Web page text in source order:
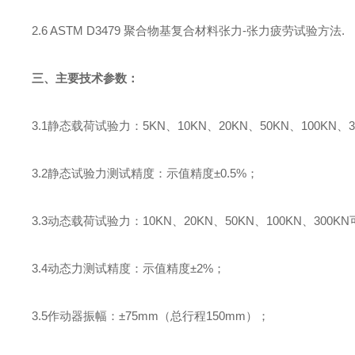
2.6 ASTM D3479 聚合物基复合材料张力-张力疲劳试验方法.
三、主要技术参数：
3.1静态载荷试验力： 5KN 10KN 20KN 50KN 100KN
3.2静态试验力测试精度：示值精度±0.5% ；
3.3动态载荷试验力： 10KN 20KN 50KN 100KN 300KN
3.4动态力测试精度：示值精度±2% ；
3.5作动器振幅：±75mm （总行程150mm）；